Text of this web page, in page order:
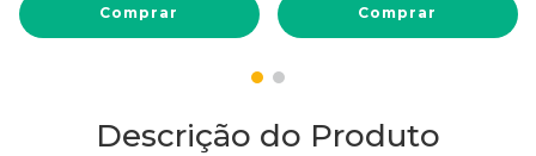
Comprar Comprar
Descrição do Produto